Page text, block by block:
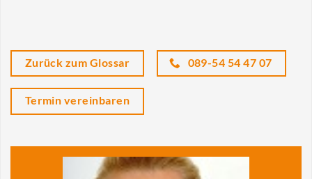
Zurück zum Glossar 089-54 54 47 07
Termin vereinbaren